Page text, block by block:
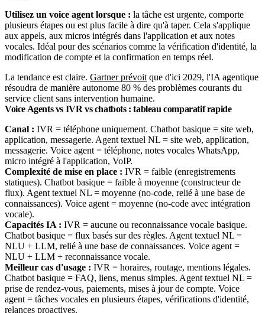
Utilisez un voice agent lorsque : la tâche est urgente, comporte
plusieurs étapes ou est plus facile à dire qu'à taper. Cela s'applique
aux appels, aux micros intégrés dans l'application et aux notes
vocales. Idéal pour des scénarios comme la vérification d'identité, la
modification de compte et la confirmation en temps réel.
La tendance est claire. Gartner prévoit que d'ici 2029, l'IA agentique
résoudra de manière autonome 80 % des problèmes courants du
service client sans intervention humaine.
Voice Agents vs IVR vs chatbots : tableau comparatif rapide
Canal : IVR = téléphone uniquement. Chatbot basique = site web,
application, messagerie. Agent textuel NL = site web, application,
messagerie. Voice agent = téléphone, notes vocales WhatsApp,
micro intégré à l'application, VoIP.
Complexité de mise en place : IVR = faible (enregistrements
statiques). Chatbot basique = faible à moyenne (constructeur de
flux). Agent textuel NL = moyenne (no-code, relié à une base de
connaissances). Voice agent = moyenne (no-code avec intégration
vocale).
Capacités IA : IVR = aucune ou reconnaissance vocale basique.
Chatbot basique = flux basés sur des règles. Agent textuel NL =
NLU + LLM, relié à une base de connaissances. Voice agent =
NLU + LLM + reconnaissance vocale.
Meilleur cas d'usage : IVR = horaires, routage, mentions légales.
Chatbot basique = FAQ, liens, menus simples. Agent textuel NL =
prise de rendez-vous, paiements, mises à jour de compte. Voice
agent = tâches vocales en plusieurs étapes, vérifications d'identité,
relances proactives.